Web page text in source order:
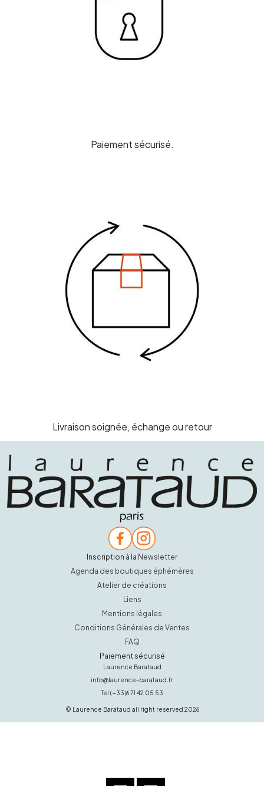
Paiement sécurisé.
Livraison soignée, échange ouretour
Inscription à la Newsletter
Agenda des boutiques éphémères
Atelier de créations
Liens
Mentions légales
Conditions Générales de Ventes
FAQ
Paiement sécurisé
Laurence Barataud
info@laurence-barataud.fr
Tel (+33)6 71 42 05 53
© Laurence Barataud all right reserved 2026